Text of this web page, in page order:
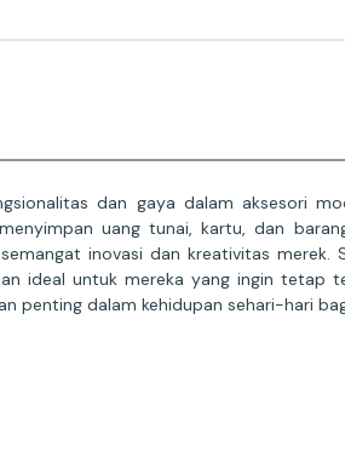
dan gaya dalam aksesori
uang tunai, kartu, dan
inovasi dan kreativitas merek.
ideal untuk mereka yang ingin tetap
penting dalam kehidupan sehari-hari